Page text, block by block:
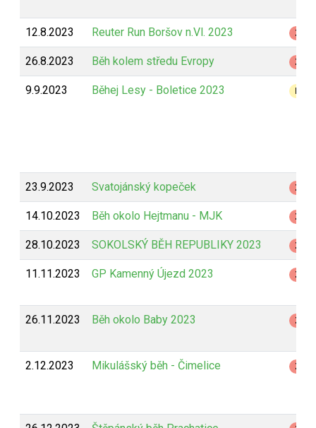
12.8.2023 Reuter Run Boršov n.Vl. 2023 Z
26.8.2023 Běh kolem středu Evropy Z
9.9.2023 Běhej Lesy - Boletice 2023
23.9.2023 Svatojánský kopeček Z
14.10.2023 Běh okolo Hejtmanu - MJK Z
28.10.2023 SOKOLSKÝ BĚH REPUBLIKY 2023 Z
11.11.2023 GP Kamenný Újezd 2023 Z
26.11.2023 Běh okolo Baby 2023 Z
2.12.2023 Mikulášský běh - Čimelice Z